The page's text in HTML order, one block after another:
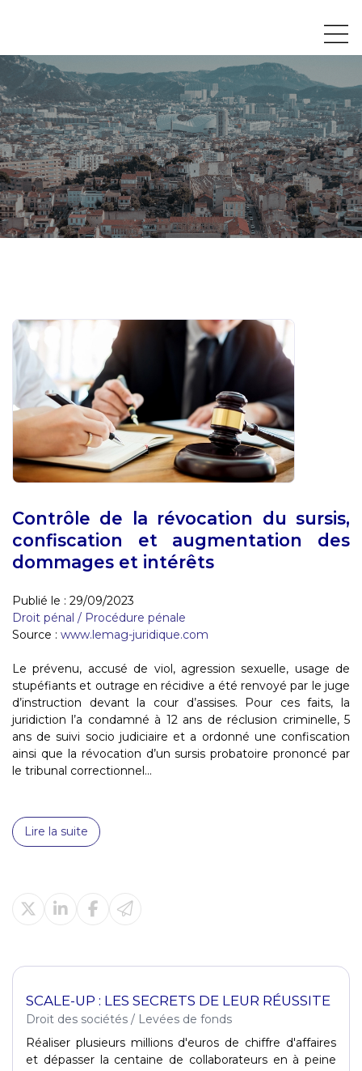
Contrôle de la révocation du sursis,
confiscation et augmentation des
dommages et intérêts
Publié le : 29/09/2023
Droit pénal / Procédure pénale
Source : www.lemag-juridique.com
Le prévenu, accusé de viol, agression sexuelle, usage de
stupéfiants et outrage en récidive a été renvoyé par le juge
d’instruction devant la cour d’assises. Pour ces faits, la
juridiction l’a condamné à 12 ans de réclusion criminelle, 5
ans de suivi socio judiciaire et a ordonné une confiscation
ainsi que la révocation d’un sursis probatoire prononcé par
le tribunal correctionnel...
Lire la suite
SCALE-UP : LES SECRETS DE LEUR RÉUSSITE
Droit des sociétés / Levées de fonds
Réaliser plusieurs millions d'euros de chiffre d'affaires
et dépasser la centaine de collaborateurs en à peine